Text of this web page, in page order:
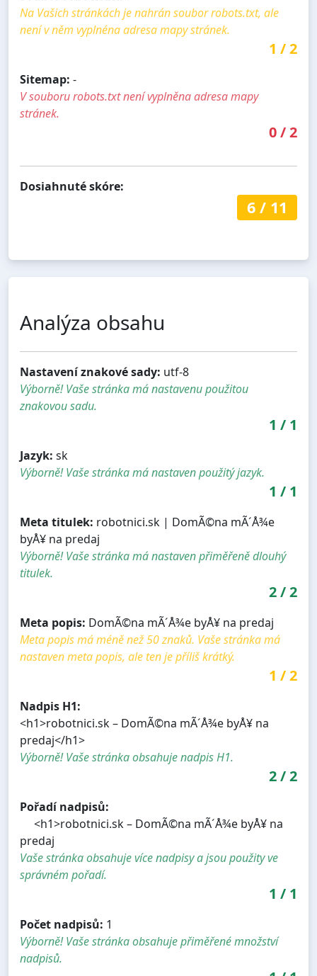
Na Vašich stránkách je nahrán soubor robots.txt, ale
není v něm vyplnéna adresa mapy stránek.
1 /2
Sitemap: -
V souboru robots.txt není vyplněna adresa mapy
stránek.
0/2
Dosiahnuté skóre:
6/ 11
Analýza obsahu
Nastavení znakové sady: utf-8
Výborně! Vaše stránka má nastavenu použitou
znakovou sadu.
1 / 1
Jazyk: sk
Výborně! Vaše stránka má nastaven použitý jazyk.
1 / 1
Meta titulek: robotnici.sk | DomÃ©na mÃ´Å¾e
byÅ¥ na predaj
Výborně! Vaše stránka má nastaven přiměřeně dlouhý
titulek.
2/2
Meta popis: DomÃ©na mÃ´Å¾e byÅ¥ na predaj
Meta popis má méně než 50 znaků. Vaše stránka má
nastaven meta popis, ale ten je příliš krátký.
1 /2
Nadpis H1:
<h1>robotnici.sk – DomÃ©na mÃ´Å¾e byÅ¥ na
predaj</h1>
Výborně! Vaše stránka obsahuje nadpis H1.
2/2
Pořadí nadpisů:
<h1>robotnici.sk – DomÃ©na mÃ´Å¾e byÅ¥ na
predaj
Vaše stránka obsahuje více nadpisy a jsou použity ve
správném pořadí.
1 / 1
Počet nadpisů: 1
Výborně! Vaše stránka obsahuje přiměřené množství
nadpisů.